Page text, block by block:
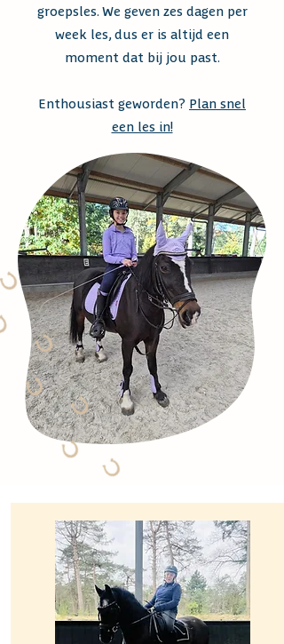
groepsles. We geven zes dagen per
week les, dus er is altijd een
moment dat bij jou past.
Enthousiast geworden? Plan snel
een les in!